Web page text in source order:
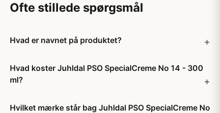
Ofte stillede spørgsmål
Hvad er navnet på produktet?
Hvad koster Juhldal PSO SpecialCreme No 14 - 300
ml?
Hvilket mærke står bag Juhldal PSO SpecialCreme No